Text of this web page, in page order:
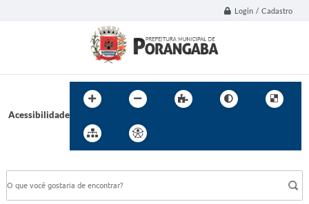
Login / Cadastro
Acessibilidade